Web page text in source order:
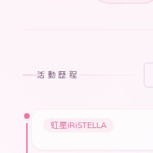
活動歷程
虹星iRiSTELLA